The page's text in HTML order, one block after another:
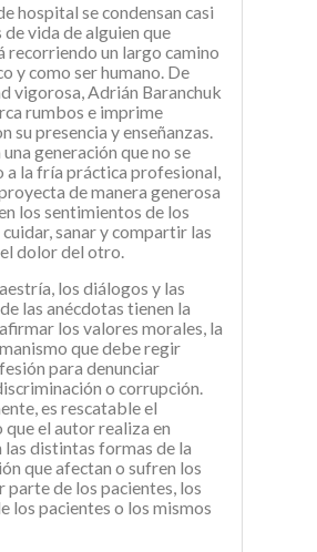
hospital se condensan casi
vida de alguien que
recorriendo un largo camino
y como ser humano. De
vigorosa, Adrián Baranchuk
rumbos e imprime
su presencia y enseñanzas.
generación que no se
a la fría práctica profesional,
de manera generosa
los sentimientos de los
sanar y compartir las
dolor del otro.
los diálogos y las
las anécdotas tienen la
los valores morales, la
que debe regir
para denunciar
o corrupción.
es rescatable el
el autor realiza en
las distintas formas de la
que afectan o sufren los
parte de los pacientes, los
los pacientes o los mismos